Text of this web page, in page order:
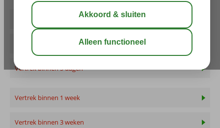
Vertrek binnen 3 dagen
Vertrek binnen 5 dagen
Vertrek binnen 1 week
Vertrek binnen 3 weken